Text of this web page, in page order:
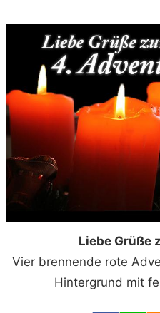
Liebe Grüße
Vier brennende rote
Hintergrund mit